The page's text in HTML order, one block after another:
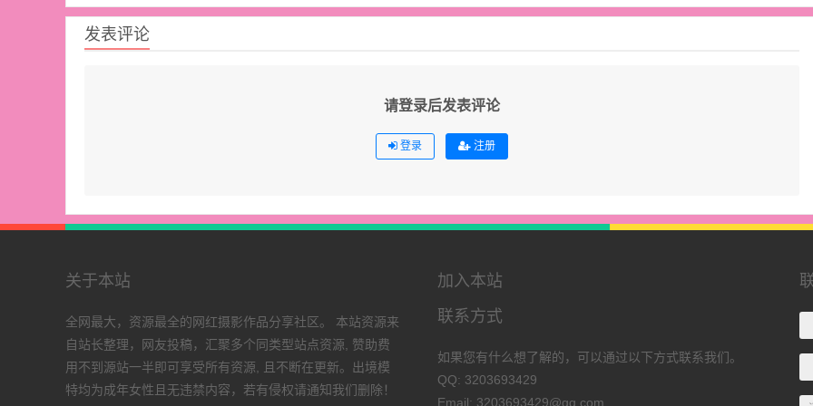
发表评论
请登录后发表评论
登录 注册
关于本站
全网最大，资源最全的网红摄影作品分享社区。 本站资源来
自站长整理，网友投稿，汇聚多个同类型站点资源, 赞助费
用不到源站一半即可享受所有资源, 且不断在更新。出境模
特均为成年女性且无违禁内容，若有侵权请通知我们删除！
加入本站
联系方式
如果您有什么想了解的，可以通过以下方式联系我们。
QQ: 3203693429
Email: 3203693429@qq.com